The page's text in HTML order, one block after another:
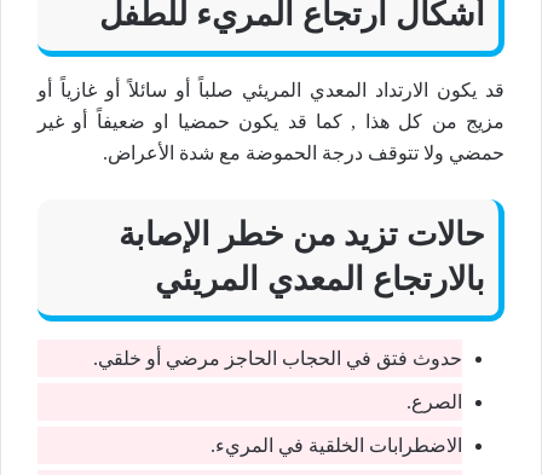
أشكال ارتجاع المريء للطفل
قد يكون الارتداد المعدي المريئي صلباً أو سائلاً أو غازياً أو
مزيج من كل هذا , كما قد يكون حمضيا او ضعيفاً أو غير
حمضي ولا تتوقف درجة الحموضة مع شدة الأعراض.
حالات تزيد من خطر الإصابة
بالارتجاع المعدي المريئي
حدوث فتق في الحجاب الحاجز مرضي أو خلقي.
الصرع.
الاضطرابات الخلقية في المريء.